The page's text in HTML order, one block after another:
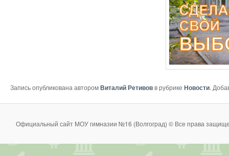
Запись опубликована авторомВиталий Ретивовв рубрике Новости.
Официальный сайт МОУ гимназии №16 (Волгоград) © Все права